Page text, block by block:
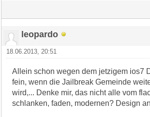
leopardo
18.06.2013, 20:51
Allein schon wegen dem jetzigem ios7
fein, wenn die Jailbreak Gemeinde
wird,... Denke mir, das nicht alle vom
schlanken, faden, modernen? Design